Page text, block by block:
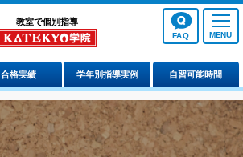
教室で個別指導
学年別指導実例
合格実績 自習可能時間
FAQ